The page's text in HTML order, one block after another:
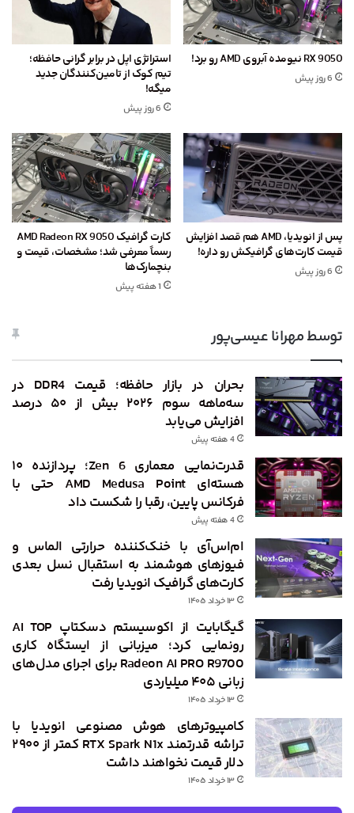
RX 9050 نیومده آبروی AMD رو برد!
6 روز پیش
استراتژی اپل در برابر گرانی حافظه؛
تیم کوک از تامین‌کنندگان جدید
میگه!
6 روز پیش
پس از انویدیا، AMD هم قصد افزایش
قیمت کارت‌های گرافیکش رو داره!
6 روز پیش
کارت گرافیک AMD Radeon RX 9050
رسماً معرفی شد؛ مشخصات، قیمت و
بنچمارک‌ها
1 هفته پیش
توسط مهرانا عیسی‌پور
بحران در بازار حافظه؛ قیمت DDR4 در
سه‌ماهه سوم ۲۰۲۶ بیش از ۵۰ درصد
افزایش می‌یابد
4 هفته پیش
قدرت‌نمایی معماری Zen 6؛ پردازنده ۱۰
هسته‌ای AMD Medusa Point حتی با
فرکانس پایین، رقبا را شکست داد
4 هفته پیش
ام‌اس‌آی با خنک‌کننده حرارتی الماس و
فیوزهای هوشمند به استقبال نسل بعدی
کارت‌های گرافیک انویدیا رفت
۱۳ خرداد ۱۴۰۵
گیگابایت از اکوسیستم دسکتاپ AI TOP
رونمایی کرد؛ میزبانی از ایستگاه کاری
Radeon AI PRO R9700 برای اجرای مدل‌های
زبانی ۴۰۵ میلیاردی
۱۳ خرداد ۱۴۰۵
کامپیوترهای هوش مصنوعی انویدیا با
تراشه قدرتمند RTX Spark N1x کمتر از ۲۹۰۰
دلار قیمت نخواهند داشت
۱۳ خرداد ۱۴۰۵